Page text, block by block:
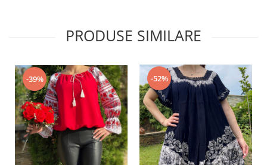
PRODUSE SIMILARE
-39% -52%